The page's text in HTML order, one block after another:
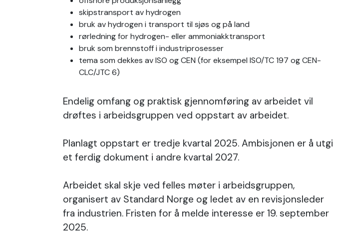
skipstransport av hydrogen
bruk av hydrogen i transport til sjøs og på land
rørledning for hydrogen- eller ammoniakktransport
bruk som brennstoff i industriprosesser
tema som dekkes av ISO og CEN (for eksempel ISO/TC 197 og CEN-
CLC/JTC 6)
Endelig omfang og praktisk gjennomføring av arbeidet vil
drøftes i arbeidsgruppen ved oppstart av arbeidet.
Planlagt oppstart er tredje kvartal 2025. Ambisjonen er å utgi
et ferdig dokument i andre kvartal 2027.
Arbeidet skal skje ved felles møter i arbeidsgruppen,
organisert av Standard Norge og ledet av en revisjonsleder
fra industrien. Fristen for å melde interesse er 19. september
2025.